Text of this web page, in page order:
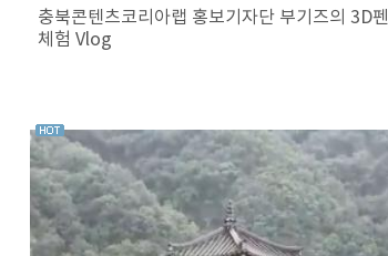
충북콘텐츠코리아랩 홍보기자단 부기즈의 3D펜
체험 Vlog